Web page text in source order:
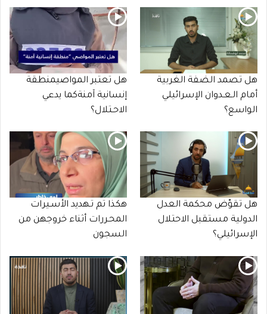
هل تصمد الضفة الغربية
أمام الـعـدوان الإسرائيلي
الواسع؟
هل تعتبر المواصيمنطقة
إنسانية آمنةكما يدعي
الاحـتلال؟
هل تقوّض محكمة العدل
الدولية مستقبل الاحتلال
الإسرائيلي؟
هكذا تم تـهديد الأسـيرات
المحـررات أثناء خروجهن من
السجون